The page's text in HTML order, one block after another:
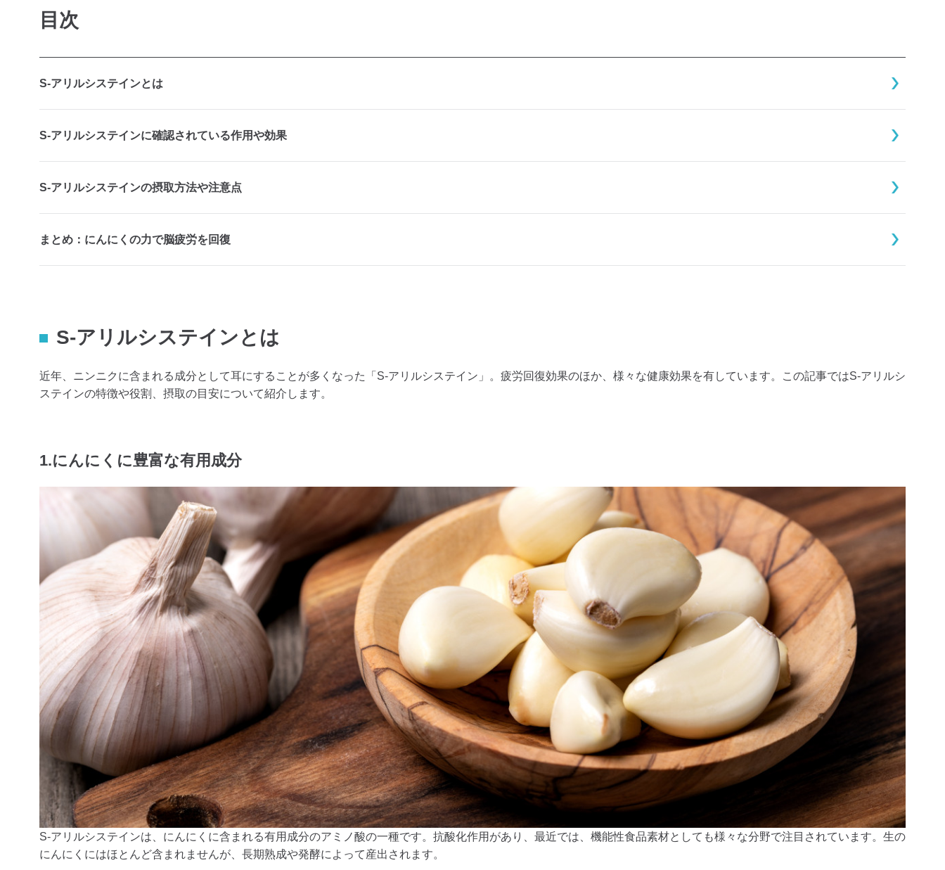
目次
S-アリルシステインとは
S-アリルシステインに確認されている作用や効果
S-アリルシステインの摂取方法や注意点
まとめ：にんにくの力で脳疲労を回復
S-アリルシステインとは
近年、ニンニクに含まれる成分として耳にすることが多くなった「S-アリルシステイン」。疲労回復効果のほか、様々な健康効果を有しています。この記事ではS-アリルシ
ステインの特徴や役割、摂取の目安について紹介します。
1.にんにくに豊富な有用成分
S-アリルシステインは、にんにくに含まれる有用成分のアミノ酸の一種です。抗酸化作用があり、最近では、機能性食品素材としても様々な分野で注目されています。生の
にんにくにはほとんど含まれませんが、長期熟成や発酵によって産出されます。